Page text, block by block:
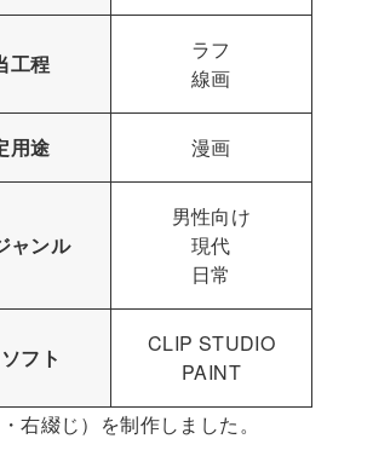
工程
ラフ
線画
用途 漫画
ャンル
男性向け
現代
日常
フト
CLIP STUDIO
PAINT
右綴じ）を制作しました。